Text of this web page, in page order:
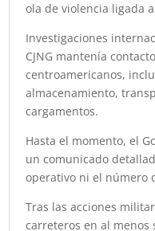
ola de violencia ligada
Investigaciones
CJNG mantenía
centroamericanos,
almacenamiento,
cargamentos.
Hasta el momento, el
un comunicado
operativo ni el número
Tras las acciones
carreteros en al menos